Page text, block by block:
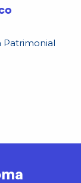
Patrimonial